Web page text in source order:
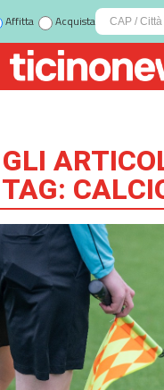
Affitta Acquista